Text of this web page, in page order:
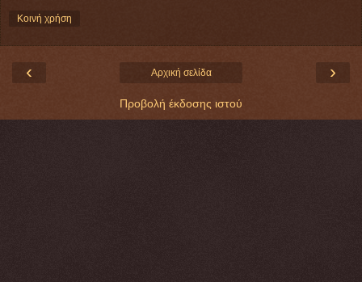
Κοινή χρήση
‹ ›
Αρχική σελίδα
Προβολή έκδοσης ιστού